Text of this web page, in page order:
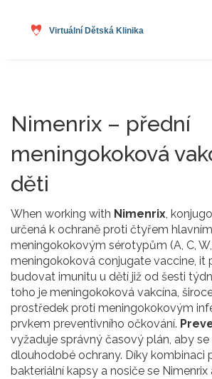
Nimenrix – přední
meningokoková
děti
When working with Nimenrix,
určená k ochraně proti čtyřem hlavním
meningokokovým sérotypům (A, C,
meningokoková conjugate vaccine, it
budovat imunitu u dětí již od šesti
toho je meningokoková vakcína,
prostředek proti meningokokovým
prvkem preventivního očkování.
vyžaduje správný časový plán, aby
dlouhodobé ochrany. Díky kombinaci
bakteriální kapsy a nosiče se